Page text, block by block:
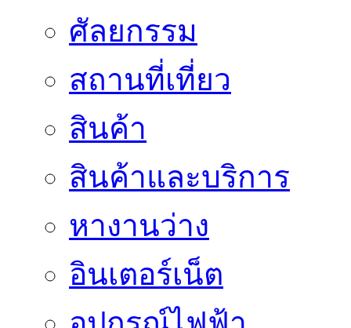
ศัลยกรรม
สถานที่เที่ยว
สินค้า
สินค้าและบริการ
หางานว่าง
อินเตอร์เน็ต